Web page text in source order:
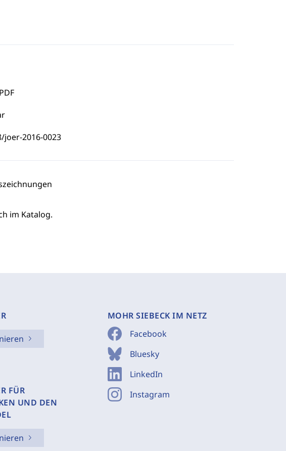
joer-2016-0023
im Katalog.
FÜR
UND DEN
MOHR SIEBECK IM NETZ
Facebook
Bluesky
LinkedIn
Instagram